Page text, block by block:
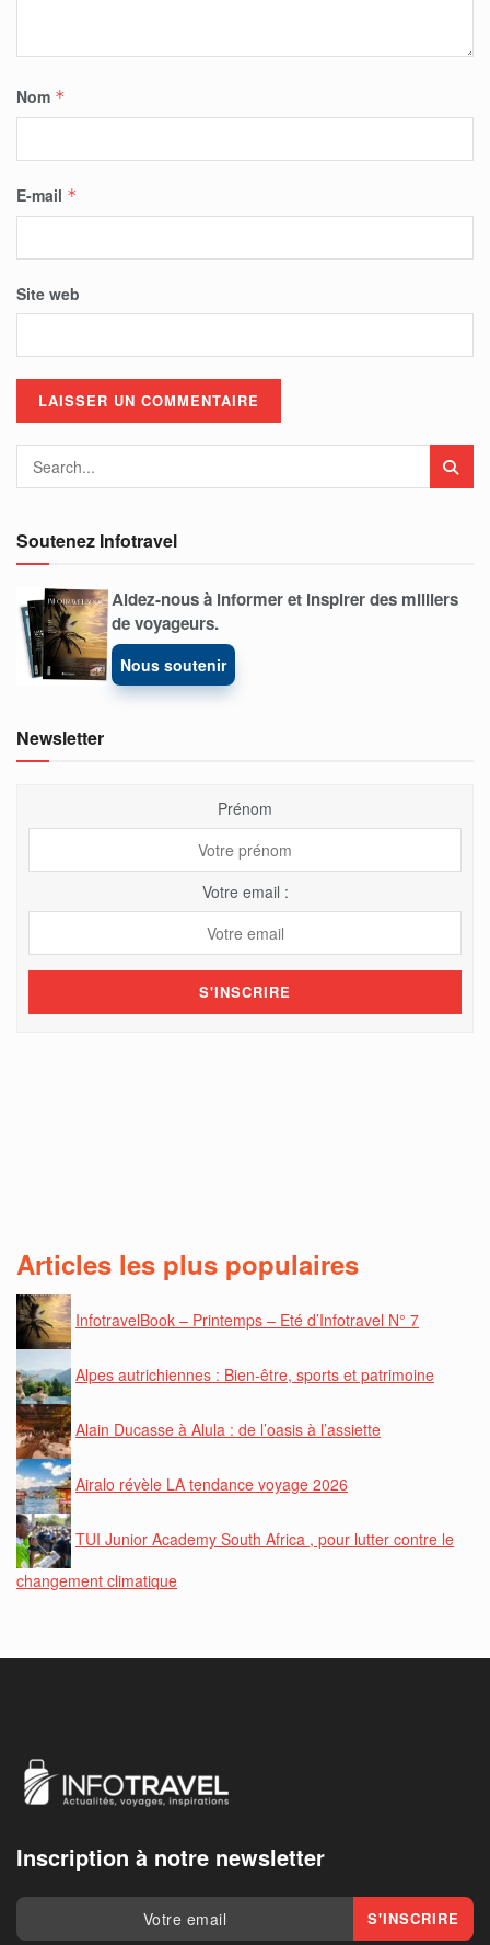
Nom *
E-mail *
Site web
Soutenez Infotravel
Aidez-nous à informer et inspirer des milliers
de voyageurs.
Nous soutenir
Newsletter
Prénom
Votre email :
Articles les plus populaires
InfotravelBook – Printemps – Eté d’Infotravel N° 7
Alpes autrichiennes : Bien-être, sports et patrimoine
Alain Ducasse à Alula : de l’oasis à l’assiette
Airalo révèle LA tendance voyage 2026
TUI Junior Academy South Africa , pour lutter contre le
changement climatique
Inscription à notre newsletter